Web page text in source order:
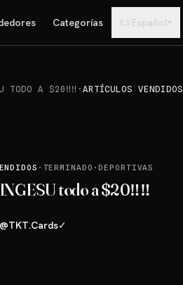
Categorías ES Español▾
TODO A $20‼️‼️ · ARTÍCULOS VENDIDOS
· TERMINADO ·DEPORTIVAS
todo a $20‼️‼️
@TKT.Cards✓